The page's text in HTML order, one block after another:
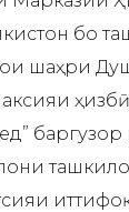
бо
шаҳри